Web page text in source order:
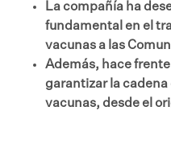
La compañía ha
fundamental en el
vacunas a las
Además, hace
garantizar la
vacunas, desde el